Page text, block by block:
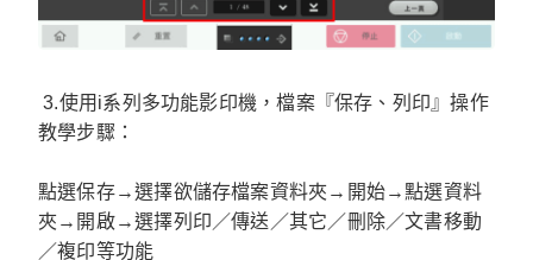
3.使用i系列多功能影印機，檔案『保存、列印』操作
教學步驟：
點選保存→選擇欲儲存檔案資料夾→開始→點選資料
夾→開啟→選擇列印／傳送／其它／刪除／文書移動
／複印等功能